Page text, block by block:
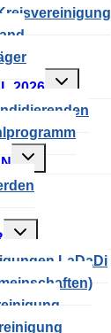
2026
Untermenü
umschalten
Untermenü
umschalten
Untermenü
umschalten
LaDaDi